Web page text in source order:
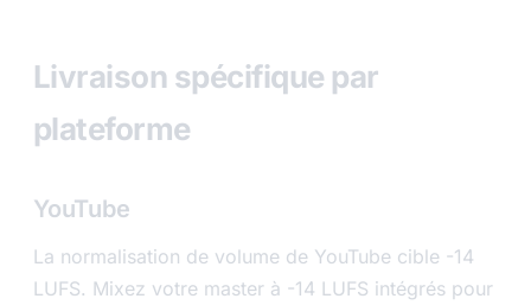
Livraison spécifique par
plateforme
YouTube
La normalisation de volume de YouTube cible -14
LUFS. Mixez votre master à -14 LUFS intégrés pour